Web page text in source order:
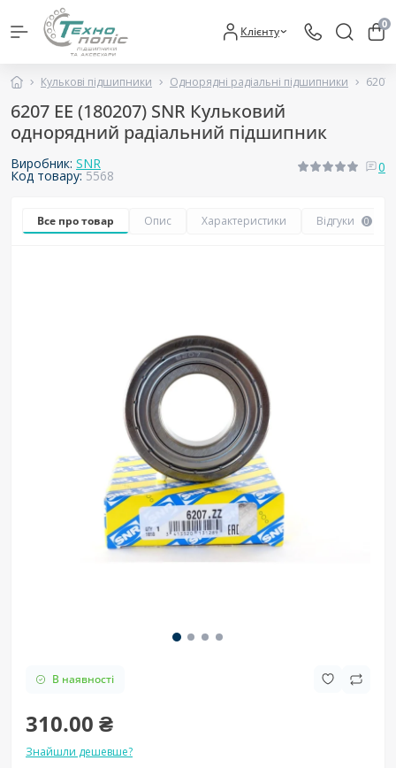
Клієнту 0
Кулькові підшипники Однорядні радіальні підшипники 6207
6207 ЕЕ (180207) SNR Кульковий
однорядний радіальний підшипник
Виробник: SNR
Код товару:5568
0
Все про товар Опис Характеристики Відгуки 0
В наявності
310.00 ₴
Знайшли дешевше?